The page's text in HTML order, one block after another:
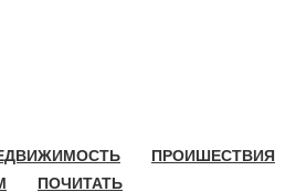
ПРОИШЕСТВИЯ
ПОЧИТАТЬ